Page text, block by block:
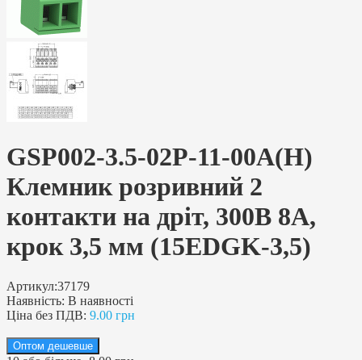
GSP002-3.5-02P-11-00A(H)
Клемник розривний 2
контакти на дріт, 300В 8A,
крок 3,5 мм (15EDGK-3,5)
Артикул:37179
Наявність: В наявності
Ціна без ПДВ: 9.00 грн
Оптом дешевше